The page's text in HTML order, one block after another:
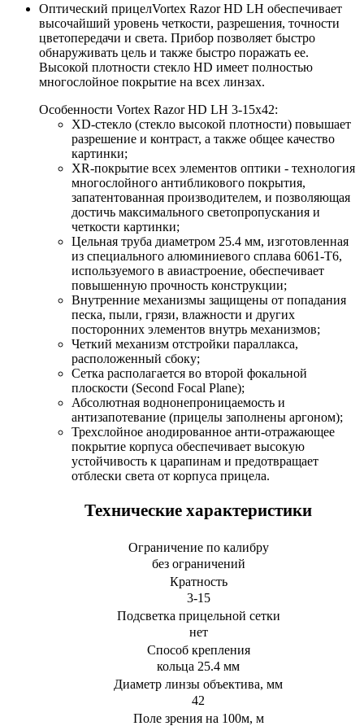
Оптический прицелVortex Razor HD LH обеспечивает
высочайший уровень четкости, разрешения, точности
цветопередачи и света. Прибор позволяет быстро
обнаруживать цель и также быстро поражать ее.
Высокой плотности стекло HD имеет полностью
многослойное покрытие на всех линзах.
Особенности Vortex Razor HD LH 3-15x42:
XD-стекло (стекло высокой плотности) повышает
разрешение и контраст, а также общее качество
картинки;
XR-покрытие всех элементов оптики - технология
многослойного антибликового покрытия,
запатентованная производителем, и позволяющая
достичь максимального светопропускания и
четкости картинки;
Цельная труба диаметром 25.4 мм, изготовленная
из специального алюминиевого сплава 6061-Т6,
используемого в авиастроение, обеспечивает
повышенную прочность конструкции;
Внутренние механизмы защищены от попадания
песка, пыли, грязи, влажности и других
посторонних элементов внутрь механизмов;
Четкий механизм отстройки параллакса,
расположенный сбоку;
Cетка располагается во второй фокальной
плоскости (Second Focal Plane);
Абсолютная воднонепроницаемость и
антизапотевание (прицелы заполнены аргоном);
Трехслойное анодированное анти-отражающее
покрытие корпуса обеспечивает высокую
устойчивость к царапинам и предотвращает
отблески света от корпуса прицела.
Технические характеристики
Ограничение по калибру
без ограничений
Кратность
3-15
Подсветка прицельной сетки
нет
Способ крепления
кольца 25.4 мм
Диаметр линзы объектива, мм
42
Поле зрения на 100м, м